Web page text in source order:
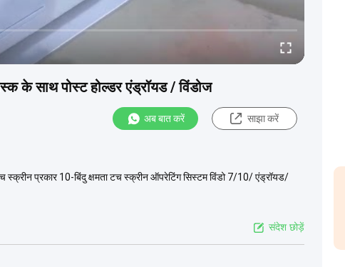
के साथ पोस्ट होल्डर एंड्रॉयड / विंडोज
अब बात करें साझा करें
स्क्रीन प्रकार 10-बिंदु क्षमता टच स्क्रीन ऑपरेटिंग सिस्टम विंडो 7/10/ एंड्रॉयड/
संदेश छोड़ें